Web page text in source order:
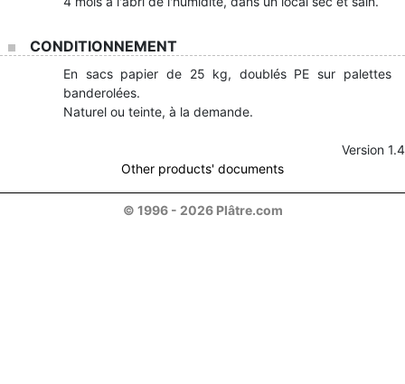
CONDITIONNEMENT
En sacs papier de 25 kg, doublés PE sur palettes
banderolées.
Naturel ou teinte, à la demande.
Version 1.4
Other products' documents
© 1996 - 2026 Plâtre.com